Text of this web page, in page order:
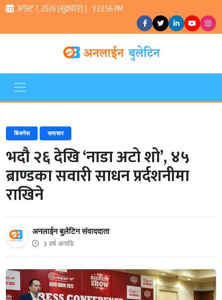
अगस्ट ७, २०२६ (शुक्रबार) | 3:23:56 PM
बिजनेस समाचार
भदौ २६ देखि ‘नाडा अटो शो’, ४५
ब्राण्डका सवारी साधन प्रर्दशनीमा
राखिने
अनलाईन बुलेटिन संवाददाता
३ वर्ष अगाडि